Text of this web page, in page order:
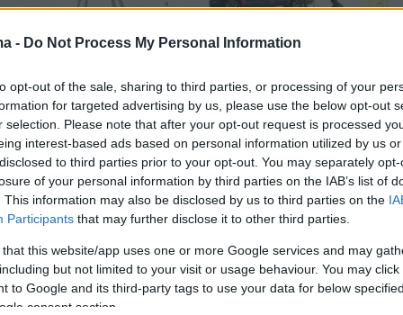
- Do Not Process My Personal Information
opt-out of the sale, sharing to third parties, or processing of your
for targeted advertising by us, please use the below opt-out
selection. Please note that after your opt-out request is processed
interest-based ads based on personal information utilized by us
to third parties prior to your opt-out. You may separately
of your personal information by third parties on the IAB’s list of
This information may also be disclosed by us to third parties on the
Participants that may further disclose it to other third parties.
that this website/app uses one or more Google services and may
but not limited to your visit or usage behaviour. You may
to Google and its third-party tags to use your data for below
consent section.
οχήματος τραυματίστηκε ελαφρά.